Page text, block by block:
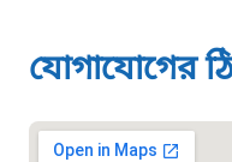
১০৯৮
শিশু সহায়তা লাইন
যোগাযোগের